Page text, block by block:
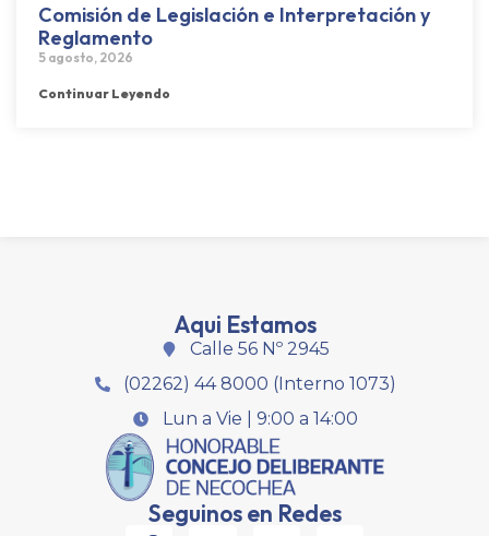
Comisión de Legislación e Interpretación y
Reglamento
5 agosto, 2026
Continuar Leyendo
Aqui Estamos
Calle 56 Nº 2945
(02262) 44 8000 (Interno 1073)
Lun a Vie | 9:00 a 14:00
Seguinos en Redes